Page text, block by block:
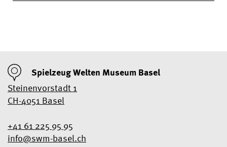
Spielzeug Welten Museum Basel
Steinenvorstadt 1
CH-4051 Basel
+41 61 225 95 95
info@swm-basel.ch